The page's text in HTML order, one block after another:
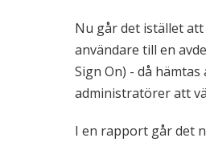
Nu går det istället
användare till en
Sign On) - då
administratörer att
I en rapport går det